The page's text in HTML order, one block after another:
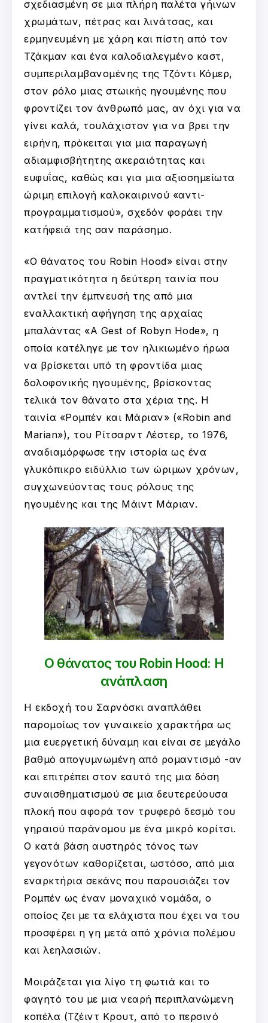
σχεδιασμένη σε μια πλήρη παλέτα γήινων
χρωμάτων, πέτρας και λινάτσας, και
ερμηνευμένη με χάρη και πίστη από τον
Τζάκμαν και ένα καλοδιαλεγμένο καστ,
συμπεριλαμβανομένης της Τζόντι Κόμερ,
στον ρόλο μιας στωικής ηγουμένης που
φροντίζει τον άνθρωπό μας, αν όχι για να
γίνει καλά, τουλάχιστον για να βρει την
ειρήνη, πρόκειται για μια παραγωγή
αδιαμφισβήτητης ακεραιότητας και
ευφυΐας, καθώς και για μια αξιοσημείωτα
ώριμη επιλογή καλοκαιρινού «αντι-
προγραμματισμού», σχεδόν φοράει την
κατήφειά της σαν παράσημο.
«Ο θάνατος του Robin Hood» είναι στην
πραγματικότητα η δεύτερη ταινία που
αντλεί την έμπνευσή της από μια
εναλλακτική αφήγηση της αρχαίας
μπαλάντας «A Gest of Robyn Hode», η
οποία κατέληγε με τον ηλικιωμένο ήρωα
να βρίσκεται υπό τη φροντίδα μιας
δολοφονικής ηγουμένης, βρίσκοντας
τελικά τον θάνατο στα χέρια της. Η
ταινία «Ρομπέν και Μάριαν» («Robin and
Marian»), του Ρίτσαρντ Λέστερ, το 1976,
αναδιαμόρφωσε την ιστορία ως ένα
γλυκόπικρο ειδύλλιο των ώριμων χρόνων,
συγχωνεύοντας τους ρόλους της
ηγουμένης και της Μάιντ Μάριαν.
Ο θάνατος του Robin Hood: Η
ανάπλαση
Η εκδοχή του Σαρνόσκι αναπλάθει
παρομοίως τον γυναικείο χαρακτήρα ως
μια ευεργετική δύναμη και είναι σε μεγάλο
βαθμό απογυμνωμένη από ρομαντισμό -αν
και επιτρέπει στον εαυτό της μια δόση
συναισθηματισμού σε μια δευτερεύουσα
πλοκή που αφορά τον τρυφερό δεσμό του
γηραιού παράνομου με ένα μικρό κορίτσι.
Ο κατά βάση αυστηρός τόνος των
γεγονότων καθορίζεται, ωστόσο, από μια
εναρκτήρια σεκάνς που παρουσιάζει τον
Ρομπέν ως έναν μοναχικό νομάδα, ο
οποίος ζει με τα ελάχιστα που έχει να του
προσφέρει η γη μετά από χρόνια πολέμου
και λεηλασιών.
Μοιράζεται για λίγο τη φωτιά και το
φαγητό του με μια νεαρή περιπλανώμενη
κοπέλα (Τζέιντ Κρουτ, από το περσινό